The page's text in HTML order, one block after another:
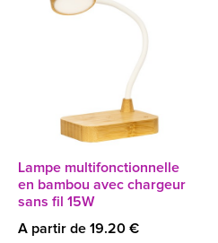
Lampe multifonctionnelle
en bambou avec chargeur
sans fil 15W
A partir de 19.20 €